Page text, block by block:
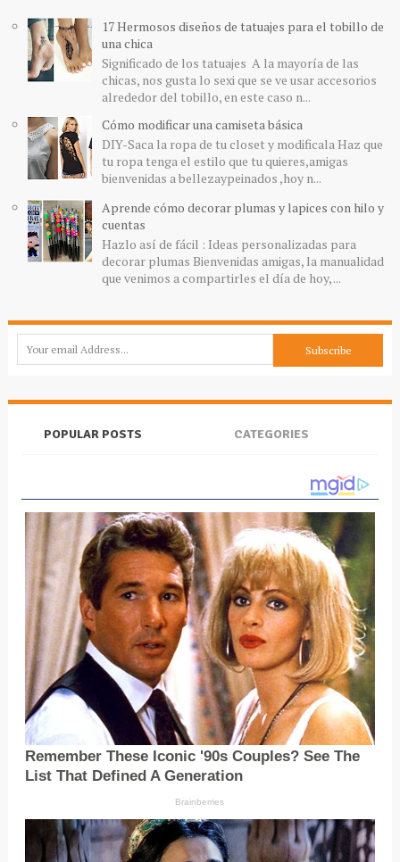
17 Hermosos diseños de tatuajes para el tobillo de
una chica
Significado de los tatuajes A la mayoría de las
chicas, nos gusta lo sexi que se ve usar accesorios
alrededor del tobillo, en este caso n...
Cómo modificar una camiseta básica
DIY-Saca la ropa de tu closet y modificala Haz que
tu ropa tenga el estilo que tu quieres,amigas
bienvenidas a bellezaypeinados ,hoy n...
Aprende cómo decorar plumas y lapices con hilo y
cuentas
Hazlo así de fácil : Ideas personalizadas para
decorar plumas Bienvenidas amigas, la manualidad
que venimos a compartirles el día de hoy, ...
POPULAR POSTS CATEGORIES